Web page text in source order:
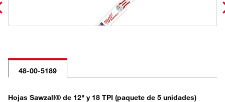
48-00-5189
Hojas Sawzall® de 12" y 18 TPI (paquete de 5 unidades)